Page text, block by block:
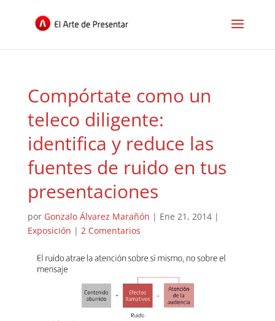
Compórtate como un
teleco diligente:
identifica y reduce las
fuentes de ruido en tus
presentaciones
por Gonzalo Álvarez Marañón | Ene 21, 2014|
Exposición | 2 Comentarios